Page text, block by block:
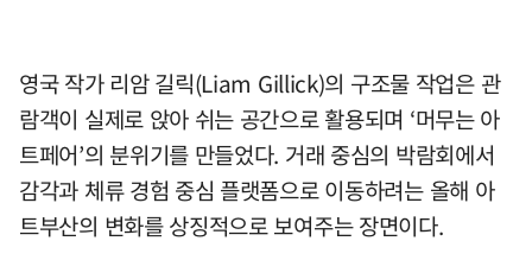
영국 작가 리암 길릭(Liam Gillick)의 구조물 작업은 관
람객이 실제로 앉아 쉬는 공간으로 활용되며 ‘머무는 아
트페어’의 분위기를 만들었다. 거래 중심의 박람회에서
감각과 체류 경험 중심 플랫폼으로 이동하려는 올해 아
트부산의 변화를 상징적으로 보여주는 장면이다.